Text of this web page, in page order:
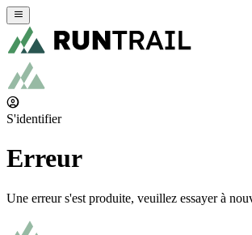
S'identifier
Erreur
Une erreur s'est produite, veuillez essayer à